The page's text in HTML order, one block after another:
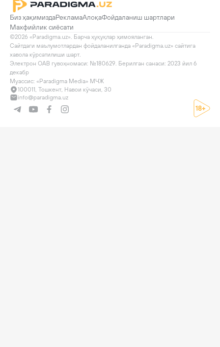
Биз ҳақимиздаРекламаАлоқаФойдаланиш шартлари
Махфийлик сиёсати
©2026 «Paradigma.uz». Барча ҳуқуқлар ҳимояланган.
Сайтдаги маълумотлардан фойдаланилганда «Paradigma.uz» сайтига
хавола кўрсатилиши шарт.
Электрон ОАВ гувоҳномаси: №180629. Берилган санаси: 2023 йил 6
декабр
Муассис: «Paradigma Media» МЧЖ
100011, Тошкент, Навои кўчаси, 30
info@paradigma.uz